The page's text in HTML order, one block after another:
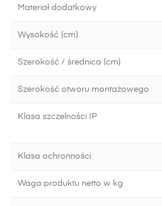
Materiał dodatkowy
Wysokość (cm)
Szerokość / średnica (cm)
Szerokość otworu montażowego
Klasa szczelności IP
Klasa ochronności
Waga produktu netto w kg